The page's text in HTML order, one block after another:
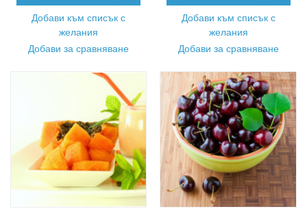
Добави към списък с
желания
Добави за сравняване
Добави към списък с
желания
Добави за сравняване